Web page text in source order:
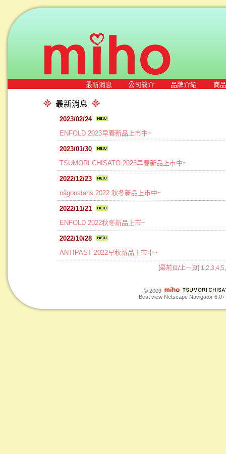
最新消息 公司簡介 品牌介紹 商
最新消息
2023/02/24
ENFOLD 2023早春新品上市中~
2023/01/30
TSUMORI CHISATO 2023早春新品上市中~
2022/12/23
någonstans 2022 秋冬新品上市中~
2022/11/21
ENFOLD 2022秋冬新品上市~
2022/10/28
ANTIPAST 2022早秋新品上市中~
[最前頁/上一頁] 1 2 3 4 5
© 2009
Best view Netscape Navigator